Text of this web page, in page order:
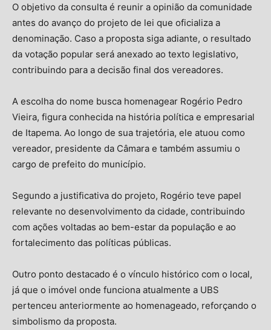
O objetivo da consulta é reunir a opinião da comunidade
antes do avanço do projeto de lei que oficializa a
denominação. Caso a proposta siga adiante, o resultado
da votação popular será anexado ao texto legislativo,
contribuindo para a decisão final dos vereadores.
A escolha do nome busca homenagear Rogério Pedro
Vieira, figura conhecida na história política e empresarial
de Itapema. Ao longo de sua trajetória, ele atuou como
vereador, presidente da Câmara e também assumiu o
cargo de prefeito do município.
Segundo a justificativa do projeto, Rogério teve papel
relevante no desenvolvimento da cidade, contribuindo
com ações voltadas ao bem-estar da população e ao
fortalecimento das políticas públicas.
Outro ponto destacado é o vínculo histórico com o local,
já que o imóvel onde funciona atualmente a UBS
pertenceu anteriormente ao homenageado, reforçando o
simbolismo da proposta.